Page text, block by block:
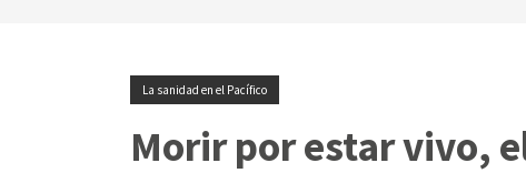
La sanidad en el Pacífico
Morir por estar vivo,